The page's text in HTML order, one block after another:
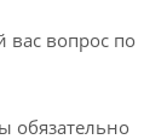
вопрос по
обязательно